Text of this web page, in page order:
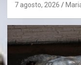
7 agosto, 2026